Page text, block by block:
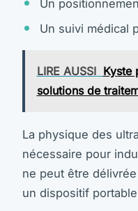
Un
Un suivi médical
LIRE AUSSI Kyste
solutions de
La physique des
nécessaire pour
ne peut être
un dispositif